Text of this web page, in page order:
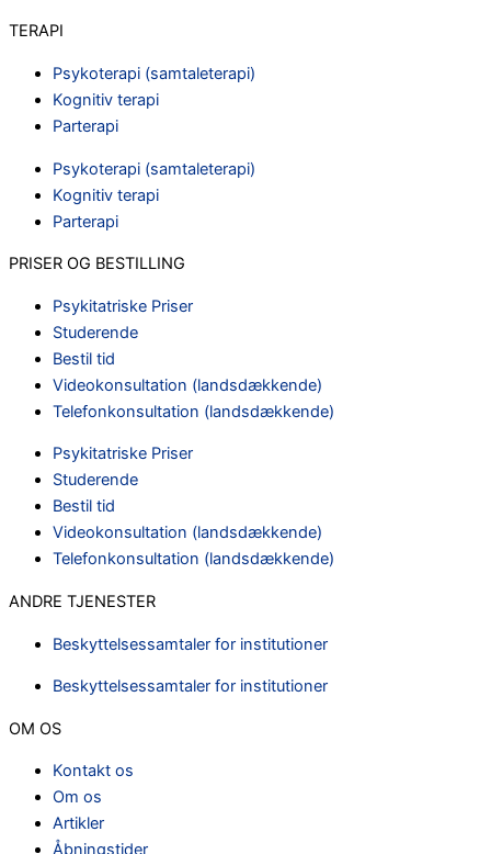
TERAPI
Psykoterapi (samtaleterapi)
Kognitiv terapi
Parterapi
Psykoterapi (samtaleterapi)
Kognitiv terapi
Parterapi
PRISER OG BESTILLING
Psykitatriske Priser
Studerende
Bestil tid
Videokonsultation (landsdækkende)
Telefonkonsultation (landsdækkende)
Psykitatriske Priser
Studerende
Bestil tid
Videokonsultation (landsdækkende)
Telefonkonsultation (landsdækkende)
ANDRE TJENESTER
Beskyttelsessamtaler for institutioner
Beskyttelsessamtaler for institutioner
OM OS
Kontakt os
Om os
Artikler
Åbningstider